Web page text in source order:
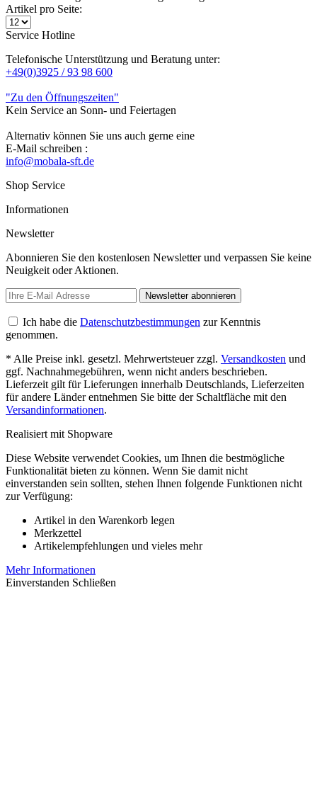
Artikel pro Seite:
Service Hotline
Telefonische Unterstützung und Beratung unter:
+49(0)3925 / 93 98 600
"Zu den Öffnungszeiten"
Kein Service an Sonn- und Feiertagen
Alternativ können Sie uns auch gerne eine
E-Mail schreiben :
info@mobala-sft.de
Shop Service
Informationen
Newsletter
Abonnieren Sie den kostenlosen Newsletter und verpassen Sie keine
Neuigkeit oder Aktionen.
Newsletter abonnieren
Ich habe die Datenschutzbestimmungen zur Kenntnis
genommen.
* Alle Preise inkl. gesetzl. Mehrwertsteuer zzgl. Versandkosten und
ggf. Nachnahmegebühren, wenn nicht anders beschrieben.
Lieferzeit gilt für Lieferungen innerhalb Deutschlands, Lieferzeiten
für andere Länder entnehmen Sie bitte der Schaltfläche mit den
Versandinformationen.
Realisiert mit Shopware
Diese Website verwendet Cookies, um Ihnen die bestmögliche
Funktionalität bieten zu können. Wenn Sie damit nicht
einverstanden sein sollten, stehen Ihnen folgende Funktionen nicht
zur Verfügung:
Artikel in den Warenkorb legen
Merkzettel
Artikelempfehlungen und vieles mehr
Mehr Informationen
Einverstanden Schließen